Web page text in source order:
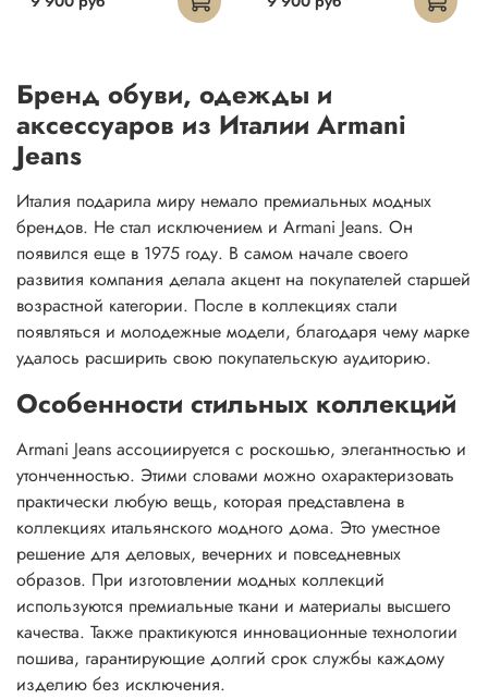
Бренд обуви, одежды и
аксессуаров из Италии Armani
Jeans
Италия подарила миру немало премиальных модных
брендов. Не стал исключением и Armani Jeans. Он
появился еще в 1975 году. В самом начале своего
развития компания делала акцент на покупателей старшей
возрастной категории. После в коллекциях стали
появляться и молодежные модели, благодаря чему марке
удалось расширить свою покупательскую аудиторию.
Особенности стильных коллекций
Armani Jeans ассоциируется с роскошью, элегантностью и
утонченностью. Этими словами можно охарактеризовать
практически любую вещь, которая представлена в
коллекциях итальянского модного дома. Это уместное
решение для деловых, вечерних и повседневных
образов. При изготовлении модных коллекций
используются премиальные ткани и материалы высшего
качества. Также практикуются инновационные технологии
пошива, гарантирующие долгий срок службы каждому
изделию без исключения.